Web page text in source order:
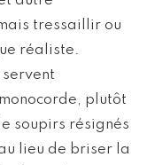
tressaillir ou
réaliste.
plutôt
soupirs résignés
lieu de briser la